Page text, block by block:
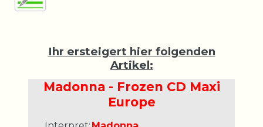
Ihr ersteigert hier folgenden
Artikel:
Madonna - Frozen CD Maxi
Europe